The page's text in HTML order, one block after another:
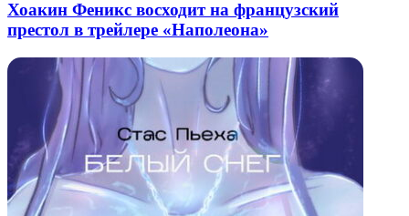
Хоакин Феникс восходит на французский
престол в трейлере «Наполеона»